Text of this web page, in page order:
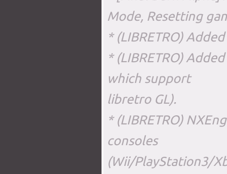
Mode, Resetting
* (LIBRETRO)
* (LIBRETRO)
which support
libretro GL).
* (LIBRETRO)
consoles
(Wii/PlayStation3/